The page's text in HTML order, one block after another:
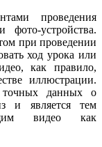
проведения
устройства.
при проведении
ход урока или
как правило,
иллюстрации.
данных о
и является тем
видео как